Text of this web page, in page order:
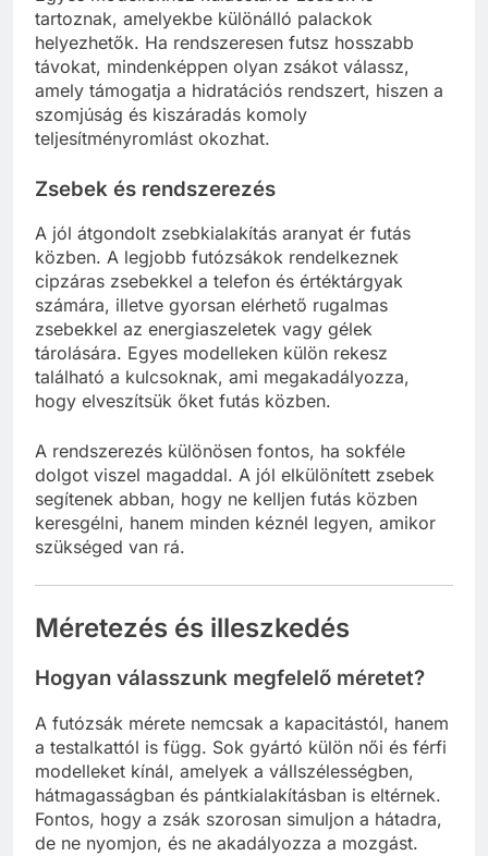
tartoznak, amelyekbe különálló palackok
helyezhetők. Ha rendszeresen futsz hosszabb
távokat, mindenképpen olyan zsákot válassz,
amely támogatja a hidratációs rendszert, hiszen a
szomjúság és kiszáradás komoly
teljesítményromlást okozhat.
Zsebek és rendszerezés
A jól átgondolt zsebkialakítás aranyat ér futás
közben. A legjobb futózsákok rendelkeznek
cipzáras zsebekkel a telefon és értéktárgyak
számára, illetve gyorsan elérhető rugalmas
zsebekkel az energiaszeletek vagy gélek
tárolására. Egyes modelleken külön rekesz
található a kulcsoknak, ami megakadályozza,
hogy elveszítsük őket futás közben.
A rendszerezés különösen fontos, ha sokféle
dolgot viszel magaddal. A jól elkülönített zsebek
segítenek abban, hogy ne kelljen futás közben
keresgélni, hanem minden kéznél legyen, amikor
szükséged van rá.
Méretezés és illeszkedés
Hogyan válasszunk megfelelő méretet?
A futózsák mérete nemcsak a kapacitástól, hanem
a testalkattól is függ. Sok gyártó külön női és férfi
modelleket kínál, amelyek a vállszélességben,
hátmagasságban és pántkialakításban is eltérnek.
Fontos, hogy a zsák szorosan simuljon a hátadra,
de ne nyomjon, és ne akadályozza a mozgást.